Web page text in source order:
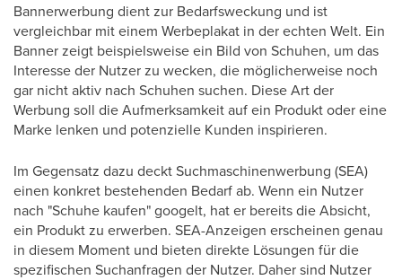
Bannerwerbung dient zur Bedarfsweckung und ist
vergleichbar mit einem Werbeplakat in der echten Welt. Ein
Banner zeigt beispielsweise ein Bild von Schuhen, um das
Interesse der Nutzer zu wecken, die möglicherweise noch
gar nicht aktiv nach Schuhen suchen. Diese Art der
Werbung soll die Aufmerksamkeit auf ein Produkt oder eine
Marke lenken und potenzielle Kunden inspirieren.
Im Gegensatz dazu deckt Suchmaschinenwerbung (SEA)
einen konkret bestehenden Bedarf ab. Wenn ein Nutzer
nach "Schuhe kaufen" googelt, hat er bereits die Absicht,
ein Produkt zu erwerben. SEA-Anzeigen erscheinen genau
in diesem Moment und bieten direkte Lösungen für die
spezifischen Suchanfragen der Nutzer. Daher sind Nutzer